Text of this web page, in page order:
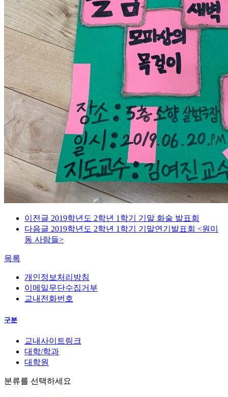
이전글 2019학년도 2학년 1학기 기말 화술 발표회
다음글 2019학년도 2학년 1학기 기말연기발표회 <원미
동 사람들>
목록
개인정보처리방침
이메일무단수집거부
교내전화번호
구분
교내사이트링크
대학/학과
대학원
분류를 선택하세요